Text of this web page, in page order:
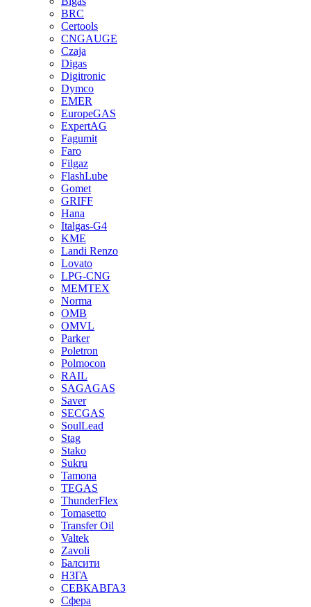
BRC
Certools
CNGAUGE
Czaja
Digas
Digitronic
Dymco
EMER
EuropeGAS
ExpertAG
Fagumit
Faro
Filgaz
FlashLube
Gomet
GRIFF
Hana
Italgas-G4
KME
Landi Renzo
Lovato
LPG-CNG
MEMTEX
Norma
OMB
OMVL
Parker
Poletron
Polmocon
RAIL
SAGAGAS
Saver
SECGAS
SoulLead
Stag
Stako
Sukru
Tamona
TEGAS
ThunderFlex
Tomasetto
Transfer Oil
Valtek
Zavoli
Балсити
НЗГА
СЕВКАВГАЗ
Сфера